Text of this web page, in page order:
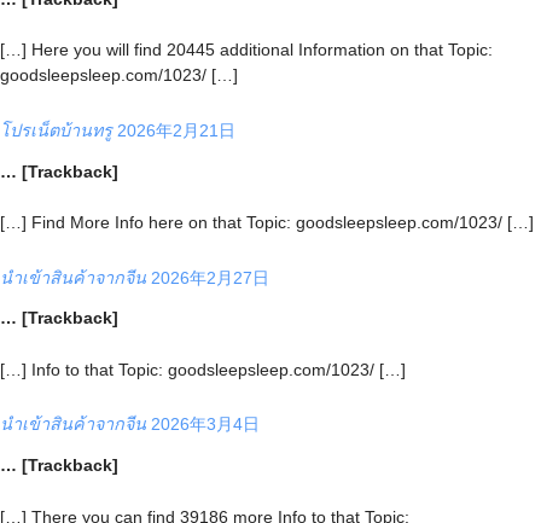
[…] Here you will find 20445 additional Information on that Topic:
goodsleepsleep.com/1023/ […]
โปรเน็ตบ้านทรู 2026年2月21日
… [Trackback]
[…] Find More Info here on that Topic: goodsleepsleep.com/1023/ […]
นำเข้าสินค้าจากจีน 2026年2月27日
… [Trackback]
[…] Info to that Topic: goodsleepsleep.com/1023/ […]
นำเข้าสินค้าจากจีน 2026年3月4日
… [Trackback]
[…] There you can find 39186 more Info to that Topic: